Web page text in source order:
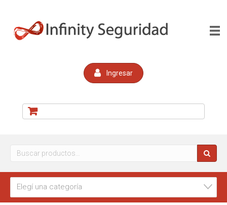
Ingresar
Buscar
Elegí una categoría